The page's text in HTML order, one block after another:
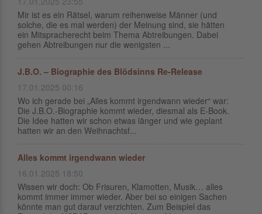
Mir ist es ein Rätsel, warum reihenweise Männer (und
solche, die es mal werden) der Meinung sind, sie hätten
ein Mitspracherecht beim Thema Abtreibungen. Dabei
gehen Abtreibungen nur die wenigsten ...
J.B.O. – Biographie des Blödsinns Re-Release
17.01.2025 00:16
Wo ich gerade bei „Alles kommt irgendwann wieder“ war:
Die J.B.O.-Biographie kommt wieder, diesmal als E-Book.
Die Idee hatten wir schon etwas länger und wie geplant
hatten wir an den Weihnachtsf...
Alles kommt irgendwann wieder
16.01.2025 18:50
Wissen wir doch: Ob Frisuren, Klamotten, Musik… alles
kommt immer immer wieder. Aber bei so einigen Sachen
könnte man gut darauf verzichten. Zum Beispiel das